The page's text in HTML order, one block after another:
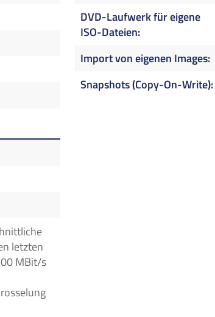
letzten
MBit/s
DVD-Laufwerk für eigene
ISO-Dateien
Import von eigenen Images
Snapshots (Copy-On-Write)